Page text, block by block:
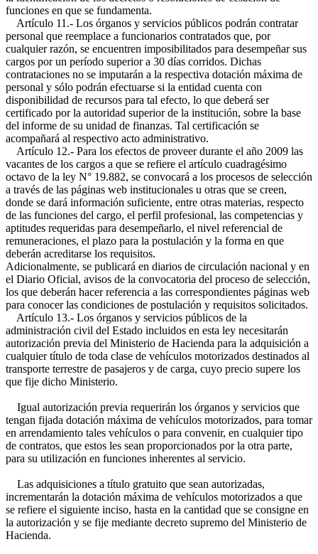
funciones en que se fundamenta.
Artículo 11.- Los órganos y servicios públicos podrán contratar
personal que reemplace a funcionarios contratados que, por
cualquier razón, se encuentren imposibilitados para desempeñar sus
cargos por un período superior a 30 días corridos. Dichas
contrataciones no se imputarán a la respectiva dotación máxima de
personal y sólo podrán efectuarse si la entidad cuenta con
disponibilidad de recursos para tal efecto, lo que deberá ser
certificado por la autoridad superior de la institución, sobre la base
del informe de su unidad de finanzas. Tal certificación se
acompañará al respectivo acto administrativo.
Artículo 12.- Para los efectos de proveer durante el año 2009 las
vacantes de los cargos a que se refiere el artículo cuadragésimo
octavo de la ley N° 19.882, se convocará a los procesos de selección
a través de las páginas web institucionales u otras que se creen,
donde se dará información suficiente, entre otras materias, respecto
de las funciones del cargo, el perfil profesional, las competencias y
aptitudes requeridas para desempeñarlo, el nivel referencial de
remuneraciones, el plazo para la postulación y la forma en que
deberán acreditarse los requisitos.
Adicionalmente, se publicará en diarios de circulación nacional y en
el Diario Oficial, avisos de la convocatoria del proceso de selección,
los que deberán hacer referencia a las correspondientes páginas web
para conocer las condiciones de postulación y requisitos solicitados.
Artículo 13.- Los órganos y servicios públicos de la
administración civil del Estado incluidos en esta ley necesitarán
autorización previa del Ministerio de Hacienda para la adquisición a
cualquier título de toda clase de vehículos motorizados destinados al
transporte terrestre de pasajeros y de carga, cuyo precio supere los
que fije dicho Ministerio.
Igual autorización previa requerirán los órganos y servicios que
tengan fijada dotación máxima de vehículos motorizados, para tomar
en arrendamiento tales vehículos o para convenir, en cualquier tipo
de contratos, que estos les sean proporcionados por la otra parte,
para su utilización en funciones inherentes al servicio.
Las adquisiciones a título gratuito que sean autorizadas,
incrementarán la dotación máxima de vehículos motorizados a que
se refiere el siguiente inciso, hasta en la cantidad que se consigne en
la autorización y se fije mediante decreto supremo del Ministerio de
Hacienda.